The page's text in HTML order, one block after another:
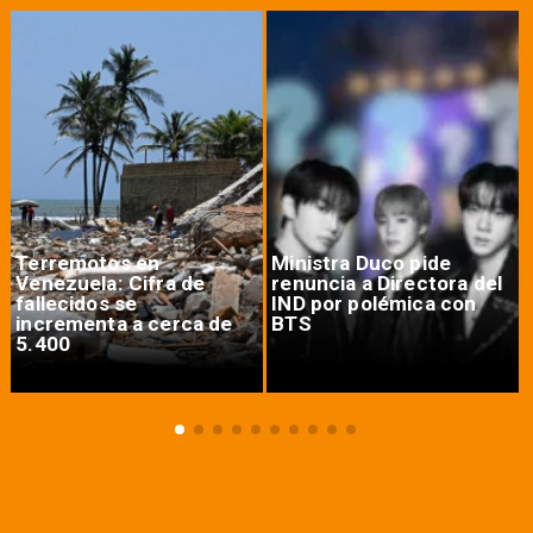
Terremotos en
Venezuela: Cifra de
fallecidos se
incrementa a cerca de
5.400
Ministra Duco pide
renuncia a Directora del
IND por polémica con
BTS